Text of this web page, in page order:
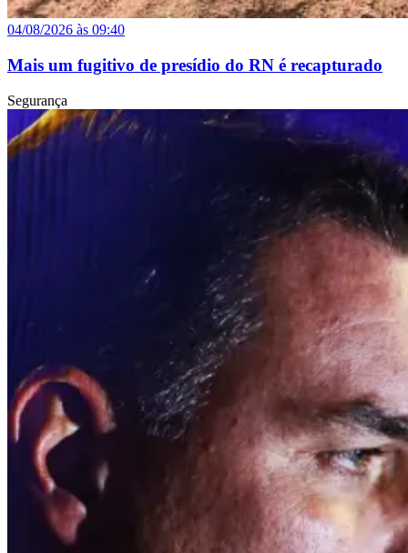
04/08/2026 às 09:40
Mais um fugitivo de presídio do RN é recapturado
Segurança